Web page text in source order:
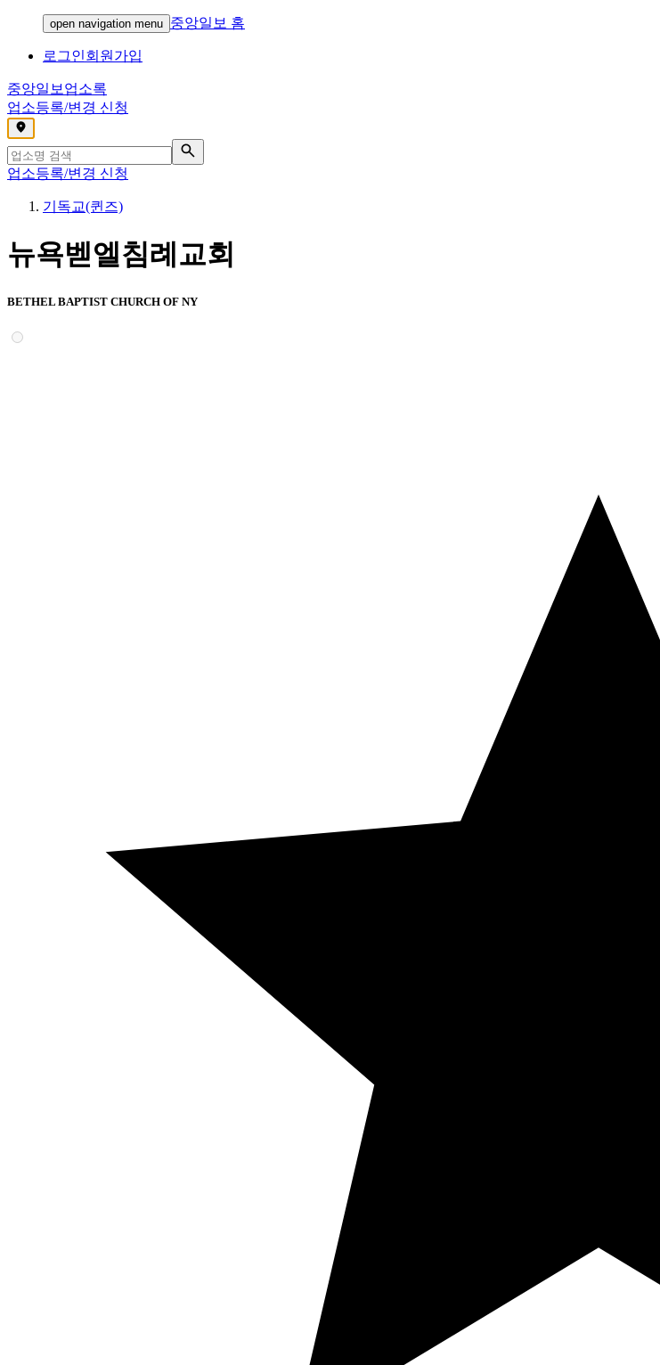
open navigation menu 중앙일보 홈
로그인회원가입
중앙일보 업소록
업소등록/변경 신청
,
업소등록/변경 신청
기독교(퀸즈)
뉴욕벧엘침례교회
BETHEL BAPTIST CHURCH OF NY